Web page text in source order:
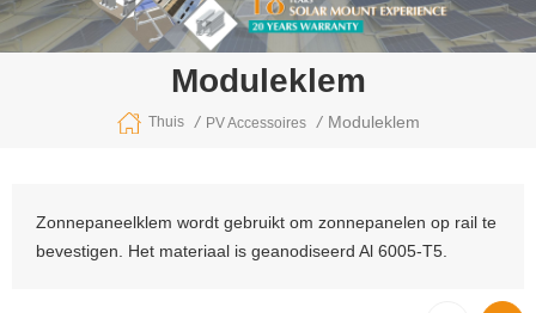
Moduleklem
Thuis / PV Accessoires / Moduleklem
Zonnepaneelklem wordt gebruikt om zonnepanelen op rail te
bevestigen. Het materiaal is geanodiseerd Al 6005-T5.